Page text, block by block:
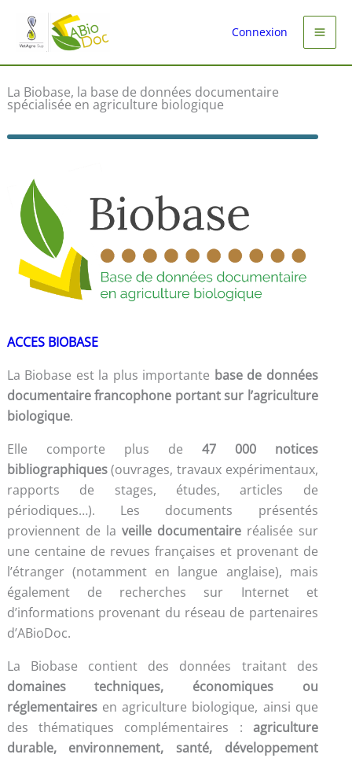
contenu
Connexion
La Biobase, la base de données documentaire
spécialisée en agriculture biologique
ACCES BIOBASE
La Biobase est la plus importante base de données
documentaire francophone portant sur l’agriculture
biologique.
Elle comporte plus de 47 000 notices
bibliographiques(ouvrages, travaux expérimentaux,
rapports de stages, études, articles de
périodiques…). Les documents présentés
proviennent de la veille documentaireréalisée sur
une centaine de revues françaises et provenant de
l’étranger (notamment en langue anglaise), mais
également de recherches sur Internet et
d’informations provenant du réseau de partenaires
d’ABioDoc.
La Biobase contient des données traitant des
domaines techniques, économiques ou
réglementairesen agriculture biologique, ainsi que
des thématiques complémentaires : agriculture
durable, environnement, santé, développement